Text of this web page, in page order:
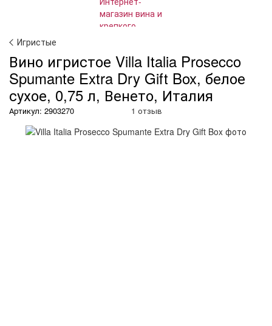
Игристые
Вино игристое Villa Italia Prosecco
Spumante Extra Dry Gift Box, белое
сухое, 0,75 л, Венето, Италия
Артикул: 2903270 1 отзыв